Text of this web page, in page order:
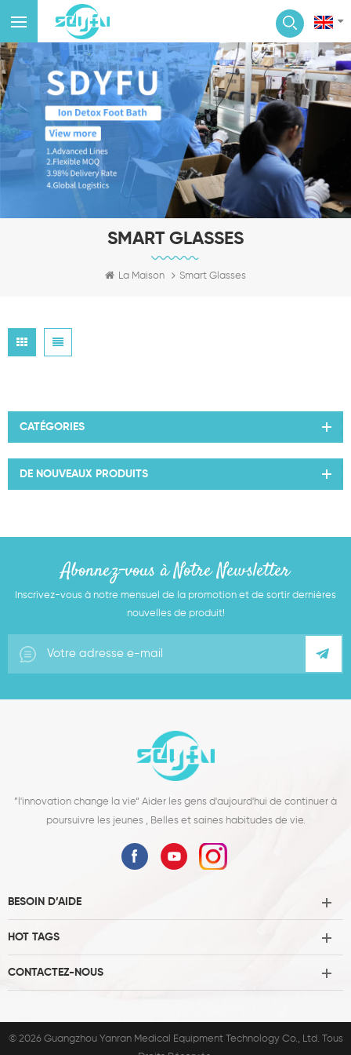
SMART GLASSES
La Maison Smart Glasses
CATÉGORIES
DE NOUVEAUX PRODUITS
Abonnez-vous à Notre Newsletter
Inscrivez-vous à notre mensuel de la promotion et de sortir dernières
nouvelles de produit!
”l'innovation change la vie“ Aider les gens d'aujourd'hui de continuer à
poursuivre les jeunes , Belles et saines habitudes de vie.
BESOIN D’AIDE
HOT TAGS
CONTACTEZ-NOUS
© 2026 Guangzhou Yanran Medical Equipment Technology Co., Ltd. Tous